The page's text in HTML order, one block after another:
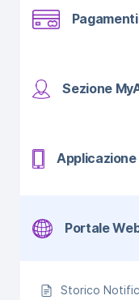
Sezione
Applicazione
Portale
Storico